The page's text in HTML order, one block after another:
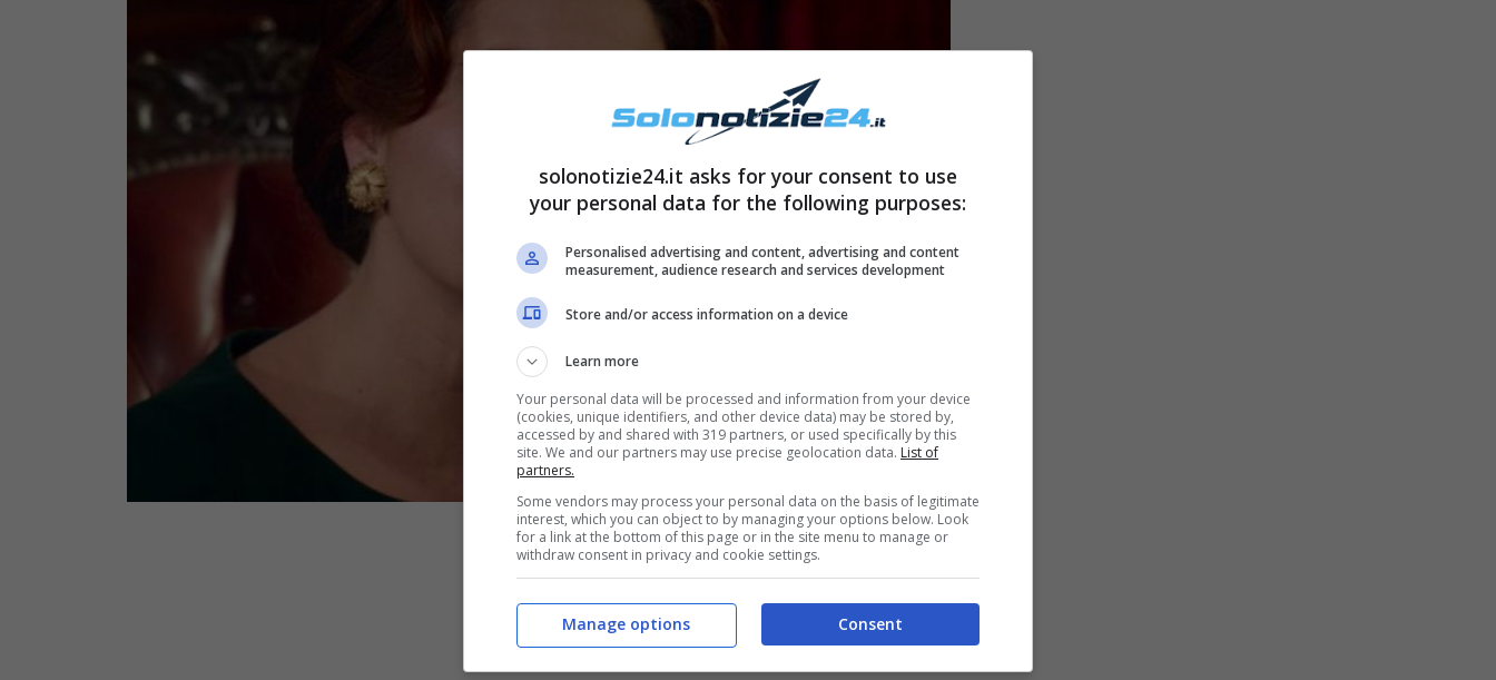
solonotizie24.it asks for your consent to use
your personal data for the following purposes:
Personalised advertising and content, advertising and content
measurement, audience research and services development
Store and/or access information on a device
Learn more
Your personal data will be processed and information from your device
(cookies, unique identifiers, and other device data) may be stored by,
accessed by and shared with 319 partners, or used specifically by this
site. We and our partners may use precise geolocation data. List of
partners.
Some vendors may process your personal data on the basis of legitimate
interest, which you can object to by managing your options below. Look
for a link at the bottom of this page or in the site menu to manage or
withdraw consent in privacy and cookie settings.
Consent
Manage options